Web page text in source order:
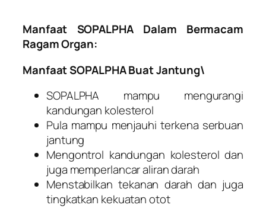
Manfaat SOPALPHA Dalam Bermacam
Ragam Organ:
Manfaat SOPALPHA Buat Jantung\
SOPALPHA mampu mengurangi
kandungan kolesterol
Pula mampu menjauhi terkena serbuan
jantung
Mengontrol kandungan kolesterol dan
juga memperlancar aliran darah
Menstabilkan tekanan darah dan juga
tingkatkan kekuatan otot